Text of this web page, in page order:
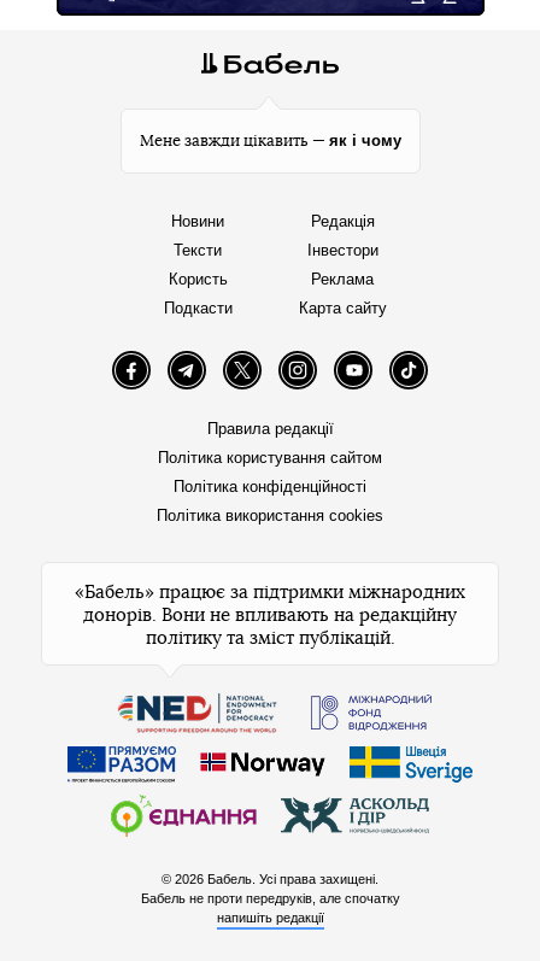
Мене завжди цікавить — як і чому
Новини
Тексти
Користь
Подкасти
Редакція
Інвестори
Реклама
Карта сайту
FacebookTelegramTwitter InstagramYouTube TikTok
Правила редакції
Політика користування сайтом
Політика конфіденційності
Політика використання cookies
«Бабель» працює за підтримки міжнародних
донорів. Вони не впливають на редакційну
політику та зміст публікацій.
© 2026 Бабель. Усі права захищені.
Бабель не проти передруків, але спочатку
напишіть редакції